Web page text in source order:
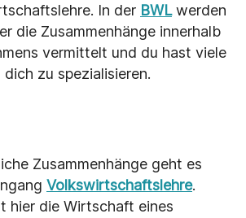
In der BWLwerden
die Zusammenhänge innerhalb
vermittelt und du hast viele
zu spezialisieren.
Zusammenhänge geht es
Volkswirtschaftslehre.
hier die Wirtschaft eines